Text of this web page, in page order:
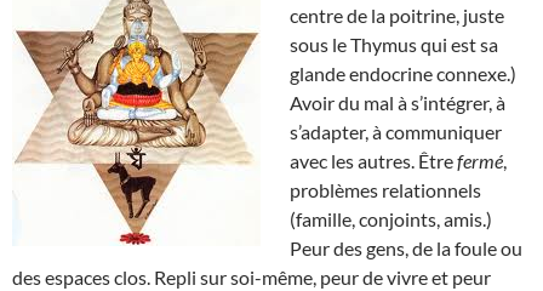
centre de la poitrine, juste
sous le Thymus qui est sa
glande endocrine connexe.)
Avoir du mal à s’intégrer, à
s’adapter, à communiquer
avec les autres. Êtrefermé,
problèmes relationnels
(famille, conjoints, amis.)
Peur des gens, de la foule ou
des espaces clos. Repli sur soi-même, peur de vivre et peur